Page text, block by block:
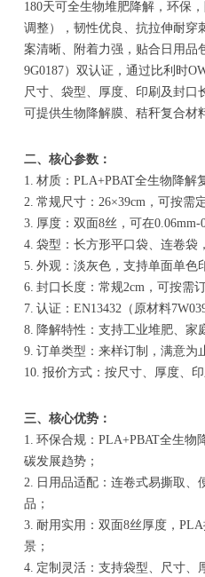
180天可全生物堆肥降解，环保
调整），韧性优良、抗拉伸耐穿
案清晰、附着力强，贴合日用品
9G0187）双认证，通过比利时
尺寸、袋型、厚度、印刷及封
可提供生物降解膜、秸秆复合材
二、核心参数：
1. 材质：PLA+PBAT全生物降解
2. 常规尺寸：26×39cm，可按需
3. 厚度：双面8丝，可在0.06mm-
4. 袋型：长方形平口袋、连卷袋
5. 外观：淡灰色，支持单面单色
6. 封口长度：常规2cm，可按需订
7. 认证：EN13432（原材料
8. 降解特性：支持工业堆肥、家
9. 订单类型：来样订制，满意为
10. 报价方式：按尺寸、厚度、
三、核心优势：
1. 环保合规：PLA+PBAT全生
碳发展趋势；
2. 日用品适配：连卷式易撕取、
品；
3. 耐用实用：双面8丝厚度，
景；
4. 定制灵活：支持袋型、尺寸、